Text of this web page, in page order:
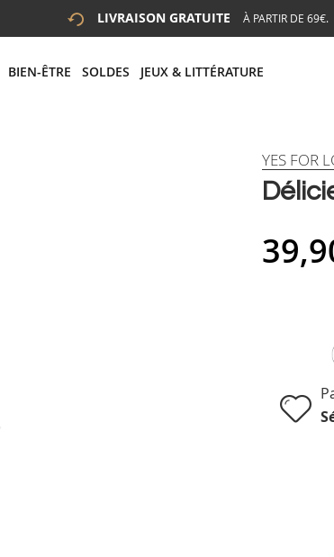
LIVRAISON GRATUITE À PARTIR DE 69€.
BIEN-ÊTRE SOLDES JEUX & LITTÉRATURE
RECHERCHE
YES FOR